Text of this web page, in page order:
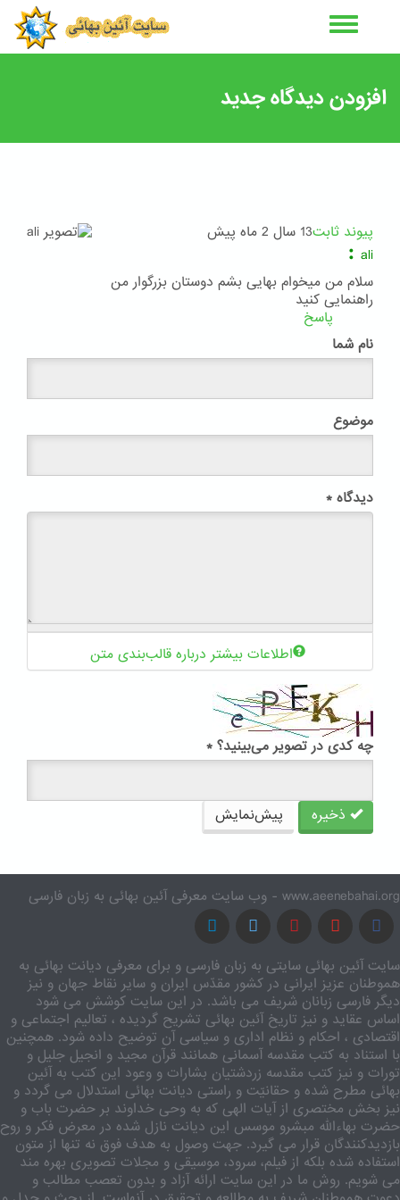
افزودن دیدگاه جدید
پیوند ثابت13 سال 2 ماه پیش
ali
:
سلام من میخوام بهایی بشم دوستان بزرگوار من
راهنمایی کنید
پاسخ
نام شما
موضوع
دیدگاه *
اطلاعات بیشتر درباره قالب‌بندی متن
چه کدی در تصویر می‌بینید؟ *
ذخیره پیش‌نمایش
www.aeenebahai.org - وب سایت معرفی آئین بهائی به زبان فارسی
سایت آئین بهائی سایتی به زبان فارسی و برای معرفی دیانت بهائی به
هموطنان عزیز ایرانی در کشور مقدّس ایران و سایر نقاط جهان و نیز
دیگر فارسی زبانان شریف می باشد. در این سایت کوشش می شود
اساس عقاید و نیز تاریخ آئین بهائی تشریح گردیده ، تعالیم اجتماعی و
اقتصادی ، احکام و نظام اداری و سیاسی آن توضیح داده شود. همچنین
با استناد به کتب مقدسه آسمانی همانند قرآن مجید و انجیل جلیل و
تورات و نیز کتب مقدسه زردشتیان بشارات و وعود این کتب به آئین
بهائی مطرح شده و حقانیّت و راستی دیانت بهائی استدلال می گردد و
نیز بخش مختصری از آیات الهی که به وحی خداوند بر حضرت باب و
حضرت بهاءالله مبشرو موسس این دیانت نازل شده در معرض فکر و روح
بازدیدکنندگان قرار می گیرد. جهت وصول به هدف فوق نه تنها از متون
استفاده شده بلکه از فیلم، سرود، موسیقی و مجلات تصویری بهره مند
می شویم. روش ما در این سایت ارائه آزاد و بدون تعصب مطالب و